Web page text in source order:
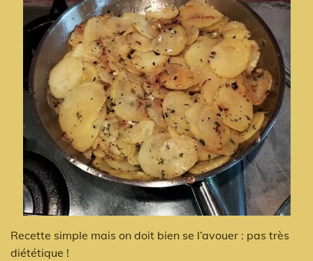
Recette simple mais on doit bien se l’avouer : pas très
diététique !